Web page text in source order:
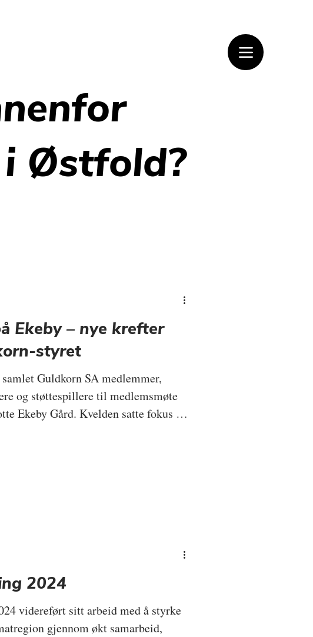
Østfold?
Ekeby – nye krefter
styret
Guldkorn SA medlemmer,
og støttespillere til medlemsmøte
Ekeby Gård. Kvelden satte fokus på
2024
videreført sitt arbeid med å styrke
gjennom økt samarbeid,